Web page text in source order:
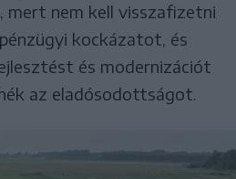
mert nem kell visszafizetni
kockázatot, és
és modernizációt
az eladósodottságot.